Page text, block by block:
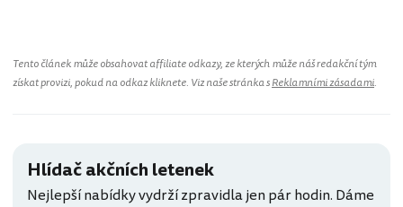
Tento článek může obsahovat affiliate odkazy, ze kterých může náš redakční tým
získat provizi, pokud na odkaz kliknete. Viz naše stránka sReklamními zásadami.
Hlídač akčních letenek
Nejlepší nabídky vydrží zpravidla jen pár hodin. Dáme